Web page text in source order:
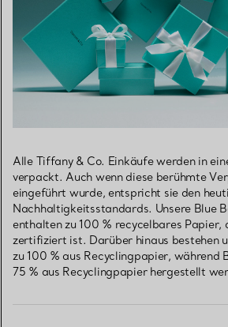
Alle Tiffany & Co. Einkäufe werden in
verpackt. Auch wenn diese berühmte
eingeführt wurde, entspricht sie den
Nachhaltigkeitsstandards. Unsere Blue
enthalten zu 100 % recycelbares Papier,
zertifiziert ist. Darüber hinaus bestehen
zu 100 % aus Recyclingpapier, während
75 % aus Recyclingpapier hergestellt